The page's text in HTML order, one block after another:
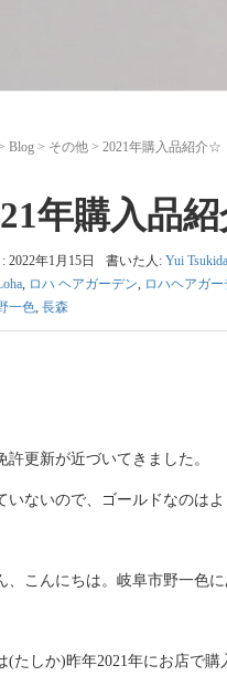
Blog > その他 > 2021年購入品紹介☆
年購入品
2022年1月15日 書いた人: Yui
, ロハ ヘアガーデン, ロハヘアガー
一色, 長森
許更新が近づいてきました。
いないので、ゴールドなのは
、こんにちは。岐阜市野一色
(たしか)昨年2021年にお店で購